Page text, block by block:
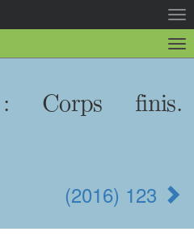
la
la
Corps finis.
(2016) 123